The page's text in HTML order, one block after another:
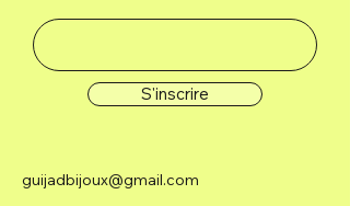
S'inscrire
guijadbijoux@gmail.com